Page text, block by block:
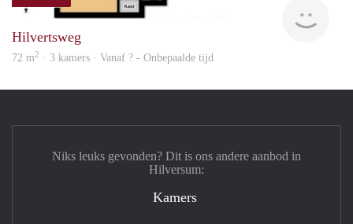
Hilvertsweg
72 m2 · 3 kamers · Vanaf ? - Onbepaalde tijd
Niks leuks gevonden? Dit is ons andere aanbod in
Hilversum:
Kamers